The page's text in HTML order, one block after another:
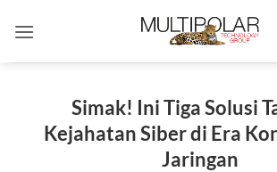
Simak! Ini Tiga Solusi
Kejahatan Siber di Era
Jaringan